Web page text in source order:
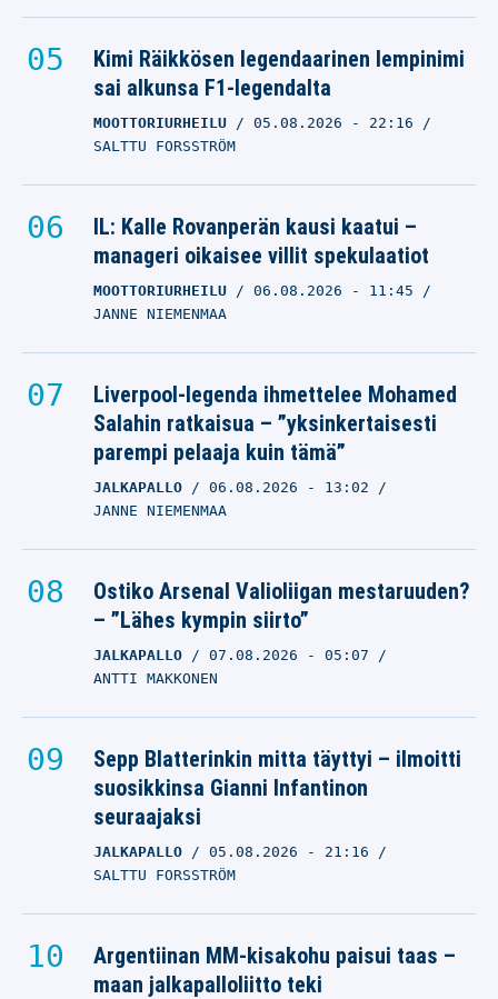
Kimi Räikkösen legendaarinen lempinimi
sai alkunsa F1-legendalta
MOOTTORIURHEILU 05.08.2026 - 22:16
SALTTU FORSSTRÖM
IL: Kalle Rovanperän kausi kaatui –
manageri oikaisee villit spekulaatiot
MOOTTORIURHEILU 06.08.2026 - 11:45
JANNE NIEMENMAA
Liverpool-legenda ihmettelee Mohamed
Salahin ratkaisua – ”yksinkertaisesti
parempi pelaaja kuin tämä”
JALKAPALLO 06.08.2026 - 13:02
JANNE NIEMENMAA
Ostiko Arsenal Valioliigan mestaruuden?
– ”Lähes kympin siirto”
JALKAPALLO 07.08.2026 - 05:07
ANTTI MAKKONEN
Sepp Blatterinkin mitta täyttyi – ilmoitti
suosikkinsa Gianni Infantinon
seuraajaksi
JALKAPALLO 05.08.2026 - 21:16
SALTTU FORSSTRÖM
Argentiinan MM-kisakohu paisui taas –
maan jalkapalloliitto teki